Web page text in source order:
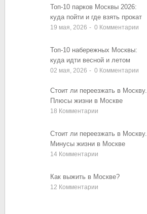
Топ-10 парков Москвы 2026:
куда пойти и где взять прокат
19 мая, 2026 - 0 Комментарии
Топ-10 набережных Москвы:
куда идти весной и летом
02 мая, 2026 - 0 Комментарии
Стоит ли переезжать в Москву.
Плюсы жизни в Москве
18 Комментарии
Стоит ли переезжать в Москву.
Минусы жизни в Москве
14Комментарии
Как выжить в Москве?
12 Комментарии